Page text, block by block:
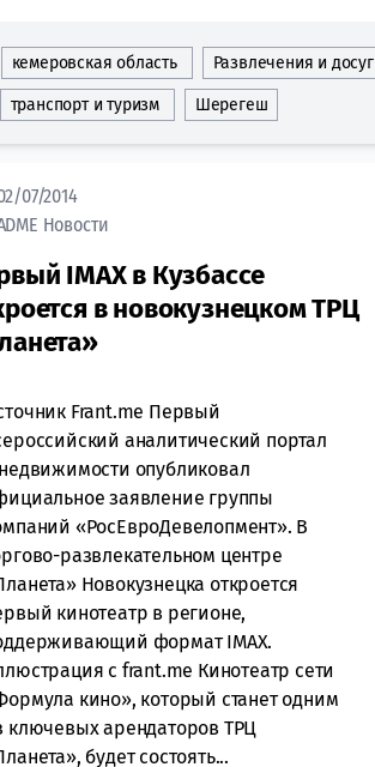
кемеровская область Развлечения и досуг
транспорт и туризм Шерегеш
07/2014
Новости
IMAX в Кузбассе
в новокузнецком ТРЦ
Frant.me Первый
аналитический портал
опубликовал
заявление группы
«РосЕвроДевелопмент». В
развлекательном центре
Новокузнецка откроется
кинотеатр в регионе,
формат IMAX.
с frant.me Кинотеатр сети
кино», который станет одним
ключевых арендаторов ТРЦ
будет состоять...